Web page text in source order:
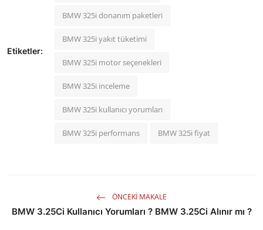
Etiketler:
BMW 325i donanım paketleri
BMW 325i yakıt tüketimi
BMW 325i motor seçenekleri
BMW 325i inceleme
BMW 325i kullanıcı yorumları
BMW 325i performans BMW 325i fiyat
ÖNCEKI MAKALE
BMW 3.25Ci Kullanıcı Yorumları ? BMW 3.25Ci Alınır mı ?